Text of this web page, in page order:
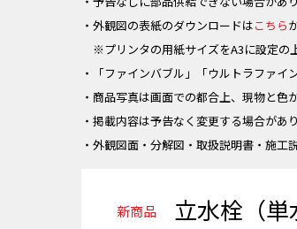
・外観図の表紙のダウンロードはこちら
※プリンタの用紙サイズをA3に設定の
・「ファインバブル」「ウルトラファイ
・商品写真は画面での都合上、現物と色
・掲載内容は予告なく変更する場合があ
・外観図面・分解図・取扱説明書・施工
立水栓（